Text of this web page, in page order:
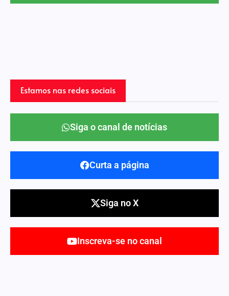
Estamos nas redes sociais
Siga o canal de notícias
Curta a página
Siga no X
Inscreva-se no canal